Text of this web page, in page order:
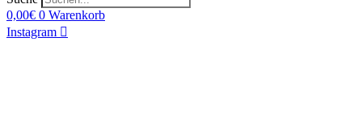
0,00€ 0 Warenkorb
Instagram